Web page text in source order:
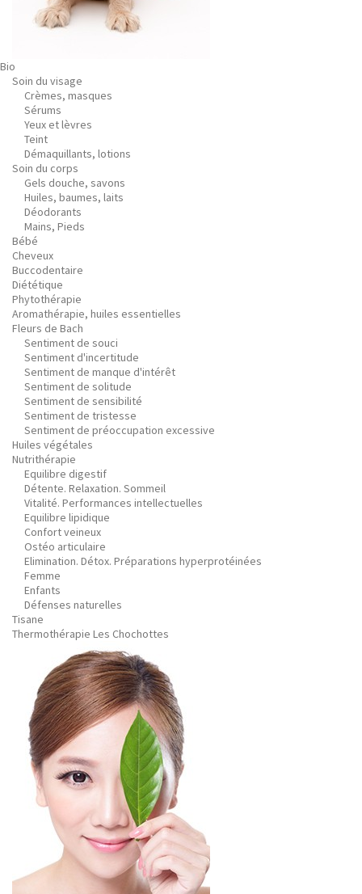
Bio
Soin du visage
Crèmes, masques
Sérums
Yeux et lèvres
Teint
Démaquillants, lotions
Soin du corps
Gels douche, savons
Huiles, baumes, laits
Déodorants
Mains, Pieds
Bébé
Cheveux
Buccodentaire
Diététique
Phytothérapie
Aromathérapie, huiles essentielles
Fleurs de Bach
Sentiment de souci
Sentiment d'incertitude
Sentiment de manque d'intérêt
Sentiment de solitude
Sentiment de sensibilité
Sentiment de tristesse
Sentiment de préoccupation excessive
Huiles végétales
Nutrithérapie
Equilibre digestif
Détente. Relaxation. Sommeil
Vitalité. Performances intellectuelles
Equilibre lipidique
Confort veineux
Ostéo articulaire
Elimination. Détox. Préparations hyperprotéinées
Femme
Enfants
Défenses naturelles
Tisane
Thermothérapie Les Chochottes